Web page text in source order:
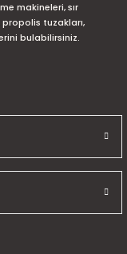
makineleri, sır
propolis tuzakları,
bulabilirsiniz.